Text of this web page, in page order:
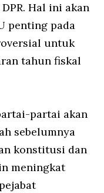
Hal ini akan
penting pada
untuk
tahun fiskal
partai akan
sebelumnya
konstitusi dan
meningkat